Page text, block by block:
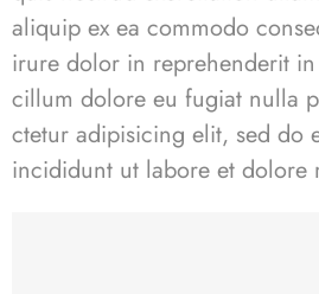
aliquip ex ea commodo
irure dolor in reprehenderit
cillum dolore eu fugiat nulla
ctetur adipisicing elit, sed do
incididunt ut labore et dolore